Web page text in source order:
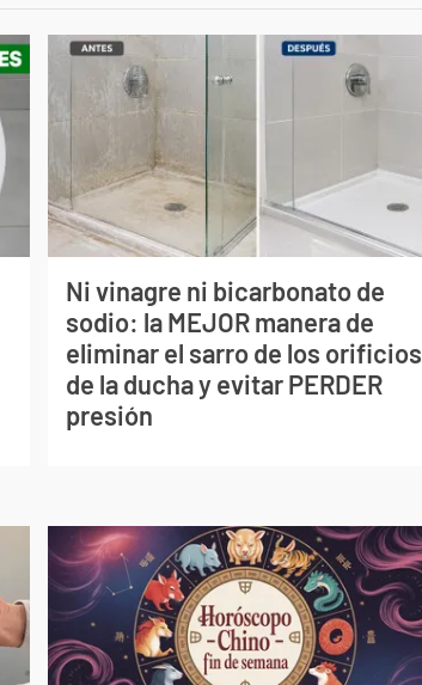
Ni vinagre ni bicarbonato de
sodio: la MEJOR manera de
eliminar el sarro de los orificios
de la ducha y evitar PERDER
presión